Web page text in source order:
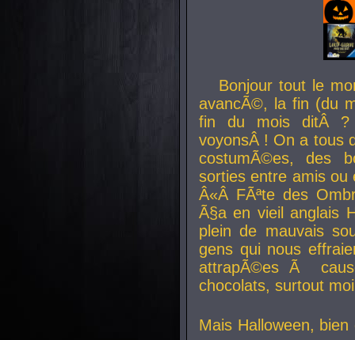
Bonjour tout le
avancÃ©, la fin (du
fin du mois ditÂ ?
voyonsÂ ! On a tous
costumÃ©es, des
sorties entre amis
Â«Â FÃªte des
Ã§a en vieil anglais
plein de mauvais
gens qui nous
attrapÃ©es Ã
chocolats, surtout
Mais Halloween, bien